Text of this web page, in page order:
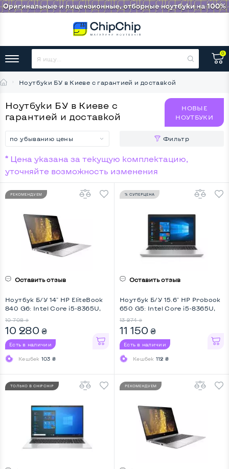
0
Ноутбуки БУ в Киеве с гарантией и доставкой
Ноутбуки БУ в Киеве с
гарантией и доставкой
НОВЫЕ
НОУТБУКИ
по убыванию цены Фильтр
* Цена указана за текущую комплектацию,
уточняйте возможность изменения
РЕКОМЕНДУЕМ
Оставить отзыв
Ноутбук Б/У 14" HP EliteBook
840 G6: Intel Core i5-8365U,
10 708 ₴
10 280 ₴
Есть в наличии
Кешбек 103 ₴
% СУПЕРЦЕНА
Оставить отзыв
Ноутбук Б/У 15.6" HP Probook
650 G5: Intel Core i5-8365U,
13 274 ₴
11 150 ₴
Есть в наличии
Кешбек 112 ₴
ТОЛЬКО В CHIPCHIP РЕКОМЕНДУЕМ